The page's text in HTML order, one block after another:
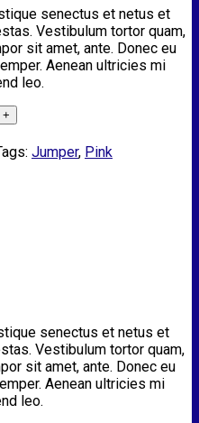
senectus et netus et
Vestibulum tortor quam,
sit amet, ante. Donec eu
Aenean ultricies mi
leo.
Jumper, Pink
senectus et netus et
Vestibulum tortor quam,
sit amet, ante. Donec eu
Aenean ultricies mi
leo.